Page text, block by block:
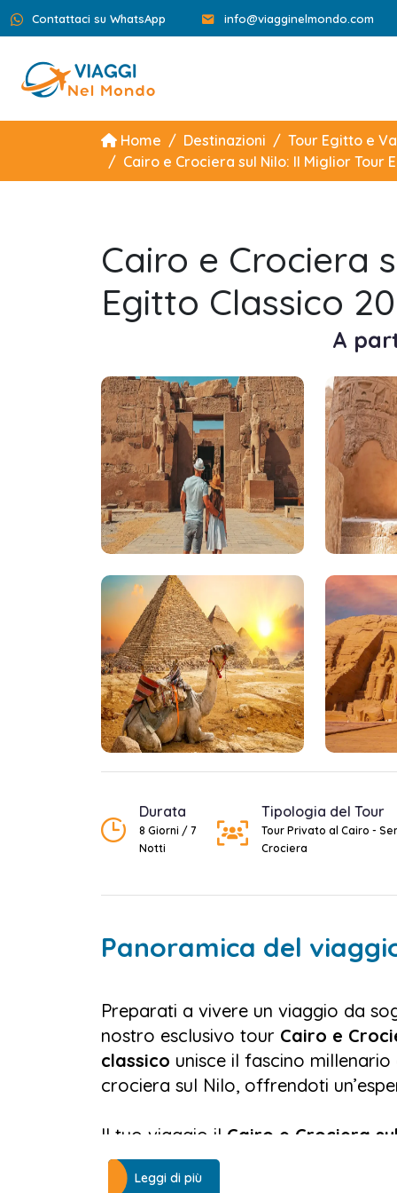
Contattaci su WhatsApp info@viagginelmondo.com
Home Destinazioni Tour Egitto e
Cairo e Crociera sul Nilo: Il Miglior Tour
Cairo e Crociera
Egitto Classico
A
Durata
8 Giorni / 7
Notti
Tipologia del Tour
Tour Privato al Cairo -
Crociera
Panoramica del
Preparati a vivere un viaggio da
nostro esclusivo tour Cairo e
classico unisce il fascino millenario
crociera sul Nilo, offrendoti
Il tuo viaggio il Cairo e Crociera
egiziana, dove sarai accolto con
arrivo. Il primo giorno è dedicato
Leggi di più